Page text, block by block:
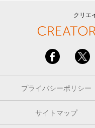
クリエ
プライバシーポリシー
サイトマップ